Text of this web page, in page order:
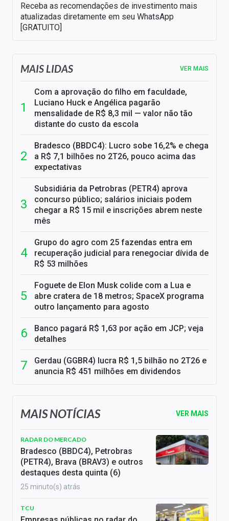
Receba as recomendações de investimento mais
atualizadas diretamente em seu WhatsApp
[GRATUITO]
MAIS LIDAS VER MAIS
Com a aprovação do filho em faculdade,
Luciano Huck e Angélica pagarão
mensalidade de R$ 8,3 mil — valor não tão
distante do custo da escola
Bradesco (BBDC4): Lucro sobe 16,2% e chega
a R$ 7,1 bilhões no 2T26, pouco acima das
expectativas
Subsidiária da Petrobras (PETR4) aprova
concurso público; salários iniciais podem
chegar a R$ 15 mil e inscrições abrem neste
mês
Grupo do agro com 25 fazendas entra em
recuperação judicial para renegociar dívida de
R$ 53 milhões
Foguete de Elon Musk colide com a Lua e
abre cratera de 18 metros; SpaceX programa
outro lançamento para agosto
Banco pagará R$ 1,63 por ação em JCP; veja
detalhes
Gerdau (GGBR4) lucra R$ 1,5 bilhão no 2T26 e
anuncia R$ 451 milhões em dividendos
MAIS NOTÍCIAS VER MAIS
RADAR DO MERCADO
Bradesco (BBDC4), Petrobras
(PETR4), Brava (BRAV3) e outros
destaques desta quinta (6)
25 minuto(s) atrás
TCU